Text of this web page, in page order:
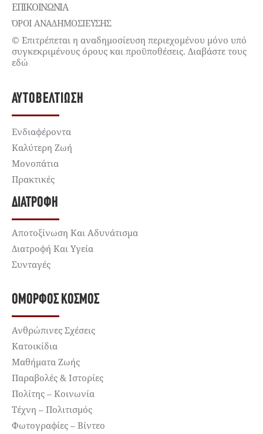
ΕΠΙΚΟΙΝΩΝΊΑ
ΌΡΟΙ ΑΝΑΔΗΜΟΣΙΕΥΣΗΣ
© Επιτρέπεται η αναδημοσίευση περιεχομένου μόνο υπό
συγκεκριμένους όρους και προϋποθέσεις. Διαβάστε τους
εδώ
ΑΥΤΟΒΕΛΤΊΩΣΗ
Ενδιαφέροντα
Καλύτερη Ζωή
Μονοπάτια
Πρακτικές
ΔΙΑΤΡΟΦΉ
Αποτοξίνωση Και Αδυνάτισμα
Διατροφή Και Υγεία
Συνταγές
ΌΜΟΡΦΟΣ ΚΌΣΜΟΣ
Ανθρώπινες Σχέσεις
Κατοικίδια
Μαθήματα Ζωής
Παραβολές & Ιστορίες
Πολίτης – Κοινωνία
Τέχνη – Πολιτισμός
Φωτογραφίες – Βίντεο